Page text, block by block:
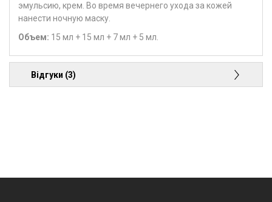
эмульсию, крем. Во время вечернего ухода за кожей
нанести ночную маску.
Объем: 15 мл + 15 мл + 7 мл + 5 мл.
Відгуки (3)